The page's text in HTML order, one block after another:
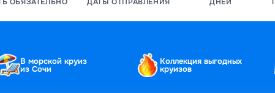
В морской круиз
из Сочи
Коллекция выгодных
круизов